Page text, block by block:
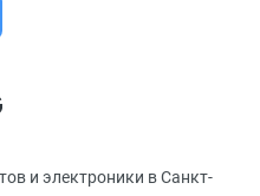
и электроники в Санкт-